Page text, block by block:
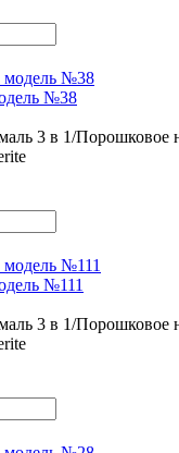
№38
3 в 1/Порошковое
№111
3 в 1/Порошковое